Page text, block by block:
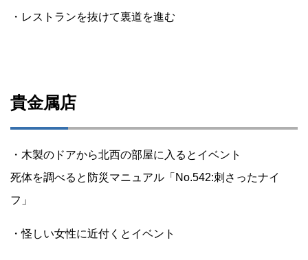
・レストランを抜けて裏道を進む
貴金属店
・木製のドアから北西の部屋に入るとイベント
死体を調べると防災マニュアル「No.542:刺さったナイ
フ」
・怪しい女性に近付くとイベント